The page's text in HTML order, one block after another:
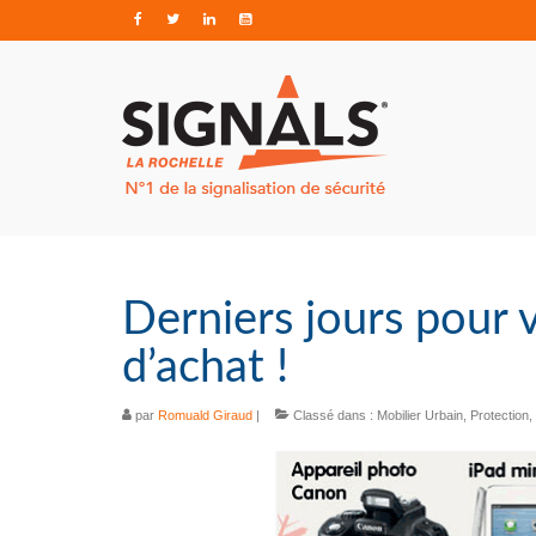
Derniers jours pour
d’achat !
par Romuald Giraud | Classé dans : Mobilier Urbain Protection